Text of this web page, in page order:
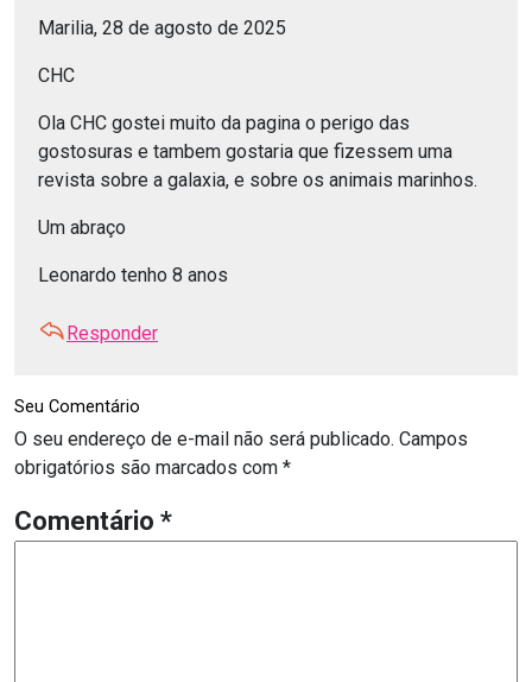
Marilia, 28 de agosto de 2025
CHC
Ola CHC gostei muito da pagina o perigo das
gostosuras e tambem gostaria que fizessem uma
revista sobre a galaxia, e sobre os animais marinhos.
Um abraço
Leonardo tenho 8 anos
Responder
Seu Comentário
O seu endereço de e-mail não será publicado. Campos
obrigatórios são marcados com *
Comentário *